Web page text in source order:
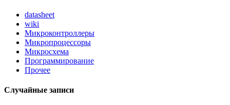
datasheet
wiki
Микроконтроллеры
Микропроцессоры
Микросхема
Программирование
Прочее
Случайные записи